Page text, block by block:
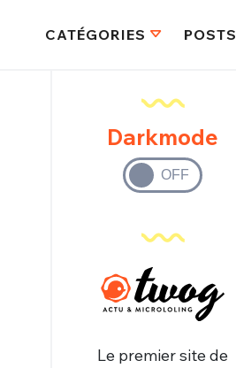
CATÉGORIES POSTS
Darkmode
Le premier site de